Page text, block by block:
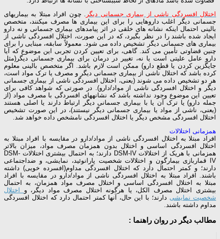
اختلال افسردگی ناشی از بیماری جسمانی دیگر
. چون افراد مبتلا به بیماری­های
جسمانی دیگر اغلب داروهایی را برای این بیماری­ ها مصرف می­کنند، متخصص
بالینی احتمال اینکه نشانه ­های خلقی در اثر پیامدهای بیماری جسمانی و نه دارو
ایجاد شده باشند را در نظر بگیرد، که در این صورت، اختلال افسردگی ناشی از
بیماری ­های جسمانی دیگر تشخیص داده می ­شود. معمولاً سابقه، مبنایی را برای
چنین قضاوتی تأمین می­ کند. گاهی، برای تعیین کردن تجربی این موضوع که آیا
دارو عامل علیتی است یا نه، تغییر در درمان برای بیماری جسمانی دیگر(مثل
جایگزین کردن یا قطع دارو) ممکن است لازم باشد. اگر متخصص بالینی معلوم
کرده باشد که اختلال ناشی از بیماری جسمانی دیگر و مصرف یا ترک مواد است،
هر دو تشخیص داده می ­شوند (یعنی، اختلال افسردگی ناشی از بیماری جسمانی
دیگر و اختلال افسردگی ناشی از مواد/دارو). در صورتی که شواهد کافی برای
تعیین این موضوع وجود نداشته باشد که نشانه­های افسردگی با مصرف مواد (از
جمله دارو) یا ترک آن یا با بیماری جسمانی دیگر ارتباط دارند یا اصلی هستند
(یعنی، ناشی از مواد یا بیماری جسمانی دیگر نیستند)، در این صورت تشخیص
اختلال افسردگی مشخص دیگر یا اختلال افسردگی نامشخص داده خواهد شد.
همزمانی اختلالات
افراد مبتلا به اختلال افسردگی ناشی از مواد/دارو در مقایسه با افراد مبتلا به
اختلال افسردگی اساسی و اختلال بدون همزمان مصرف مواد، میزان بالاتر
همزمانی با هریک از اختلالات DSM-IV دارند؛ به احتمال بیشتری اختلالات DSM-
IV قماربازی بیمارگون و اختلالات شخصیت پارانوئید، نمایشی، و ضداجتماعی
دارند؛ و کمتر احتمال دارد که اختلال افسردگی مداوم(افسرده­ خویی) داشته
باشند. افراد مبتلا به اختلال افسردگی ناشی از مواد/دارو در مقایسه با افراد
مبتلا به اختلال افسردگی اساسی و اختلال مصرف مواد همزمان، به احتمال
بیشتری اختلال مصرف الکل، یا هرگونه اختلال مصرف مواد دیگر، و اختلال
شخصیت نمایشی دارند؛ با این حال، آنها کمتر احتمال دارد که اختلال افسردگی
مداوم داشته باشند.
مطالب دیگر در روان راهنما :